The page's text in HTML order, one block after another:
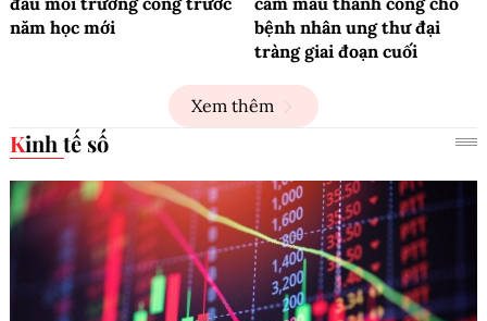
năm học mới
bệnh nhân ung thư đại
tràng giai đoạn cuối
Xem thêm
Kinh tế số